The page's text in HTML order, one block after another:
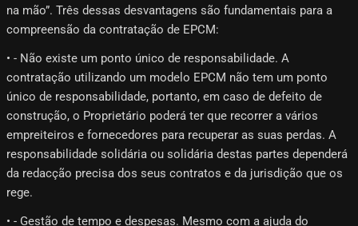
na mão”. Três dessas desvantagens são fundamentais para a
compreensão da contratação de EPCM:
• - Não existe um ponto único de responsabilidade. A
contratação utilizando um modelo EPCM não tem um ponto
único de responsabilidade, portanto, em caso de defeito de
construção, o Proprietário poderá ter que recorrer a vários
empreiteiros e fornecedores para recuperar as suas perdas. A
responsabilidade solidária ou solidária destas partes dependerá
da redacção precisa dos seus contratos e da jurisdição que os
rege.
• - Gestão de tempo e despesas. Mesmo com a ajuda do